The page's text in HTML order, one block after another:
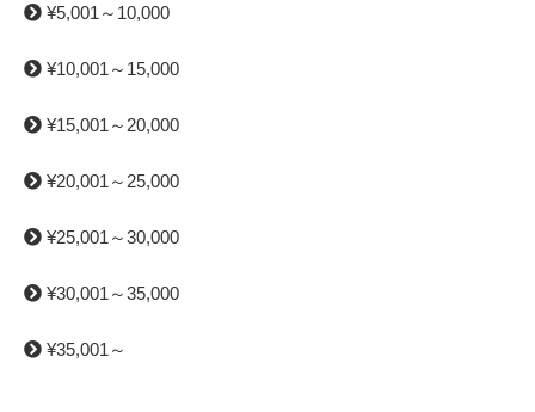
¥5,001～10,000
¥10,001～15,000
¥15,001～20,000
¥20,001～25,000
¥25,001～30,000
¥30,001～35,000
¥35,001～